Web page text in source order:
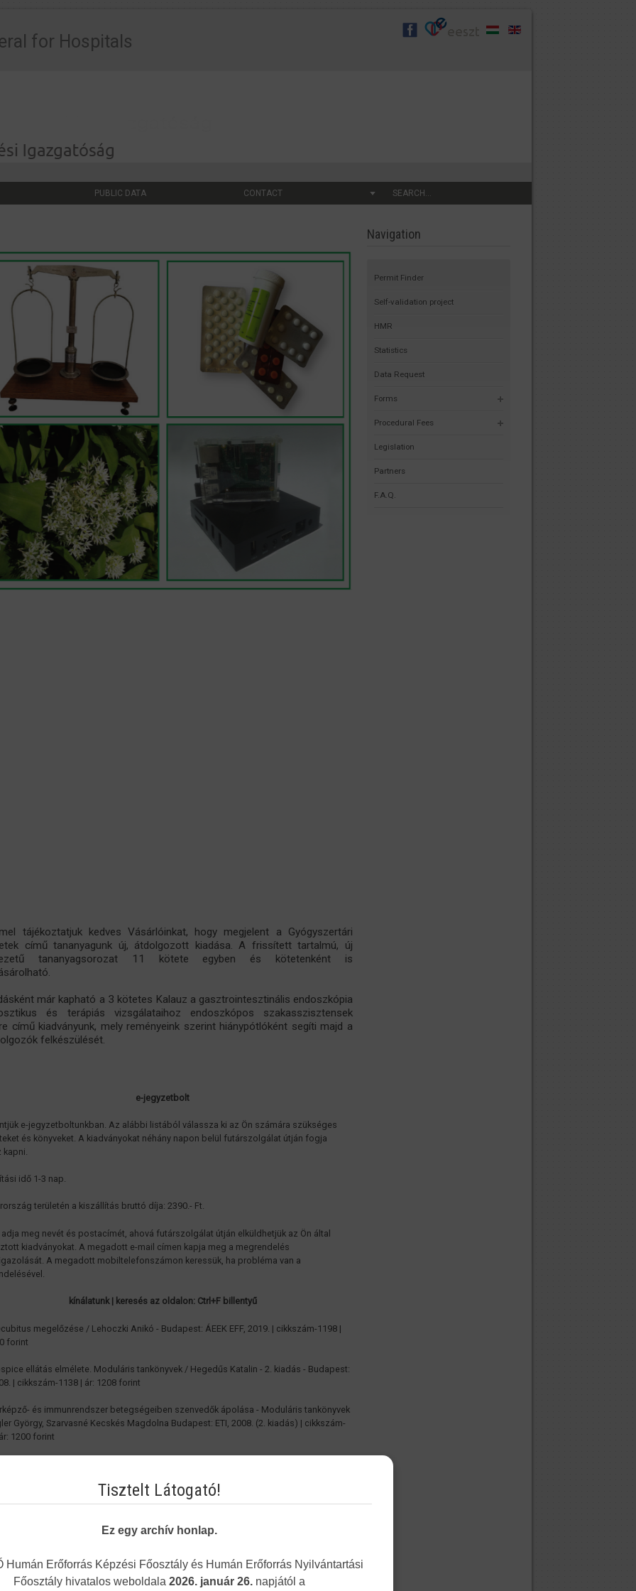
PUBLIC DATA CONTACT SEARCH...
for Hospitals
tájékoztatjuk kedves Vásárlóinkat, hogy megjelent a Gyógyszertári
című tananyagunk új, átdolgozott kiadása. A frissített tartalmú, új
tananyagsorozat 11 kötete egyben és kötetenként is
már kapható a 3 kötetes Kalauz a gasztrointesztinális endoszkópia
és terápiás vizsgálataihoz endoszkópos szakasszisztensek
című kiadványunk, mely reményeink szerint hiánypótlóként segíti majd a
felkészülését.
e-jegyzetbolt
e-jegyzetboltunkban. Az alábbi listából válassza ki az Ön számára szükséges
és könyveket. A kiadványokat néhány napon belül futárszolgálat útján fogja
kapni.
idő 1-3 nap.
területén a kiszállítás bruttó díja: 2390.- Ft.
adja meg nevét és postacímét, ahová futárszolgálat útján elküldhetjük az Ön által
kiadványokat. A megadott e-mail címen kapja meg a megrendelés
A megadott mobiltelefonszámon keressük, ha probléma van a
kínálatunk | keresés az oldalon: Ctrl+F billentyű
megelőzése / Lehoczki Anikó - Budapest: ÁEEK EFF, 2019. | cikkszám-1198 |
forint
ellátás elmélete. Moduláris tankönyvek / Hegedűs Katalin - 2. kiadás - Budapest:
| cikkszám-1138 | ár: 1208 forint
és immunrendszer betegségeiben szenvedők ápolása - Moduláris tankönyvek
György, Szarvasné Kecskés Magdolna Budapest: ETI, 2008. (2. kiadás) | cikkszám-
1200 forint
végtag amputált beteg ápolásának gyakorlati módszertana saját élmény módszerrel.
mozgás- és masszázsterápia - jegyzet / Sárai Gábor - 2. kiadás - Budapest: ETI,
cikkszám-1136 | ár: 2923 forint
Navigation
Permit Finder
Self-validation project
HMR
Statistics
Data Request
Forms
Procedural Fees
Legislation
Partners
F.A.Q.
Tisztelt Látogató!
Ez egy archív honlap.
Humán Erőforrás Képzési Főosztály és Humán Erőforrás Nyilvántartási
Főosztály hivatalos weboldala 2026. január 26.napjától a